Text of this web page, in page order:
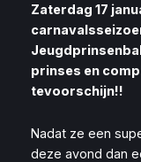
Zaterdag 17
prinses en
tevoorschijn!!
Nadat ze een
deze avond dan